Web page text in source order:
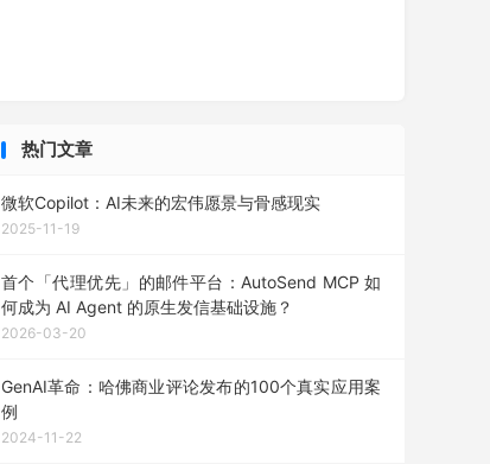
热门文章
微软Copilot：AI未来的宏伟愿景与骨感现实
2025-11-19
首个「代理优先」的邮件平台：AutoSend MCP 如
何成为 AI Agent 的原生发信基础设施？
2026-03-20
GenAI革命：哈佛商业评论发布的100个真实应用案
例
2024-11-22